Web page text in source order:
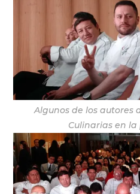
Algunos de los autores
Culinarias en